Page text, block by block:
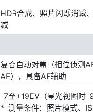
HDR合成、照片闪烁消减
减
复合自动对焦（相位侦测
AF），具备AF辅助
-7至+19EV（星光视图时-9
测量条件：照片模式、